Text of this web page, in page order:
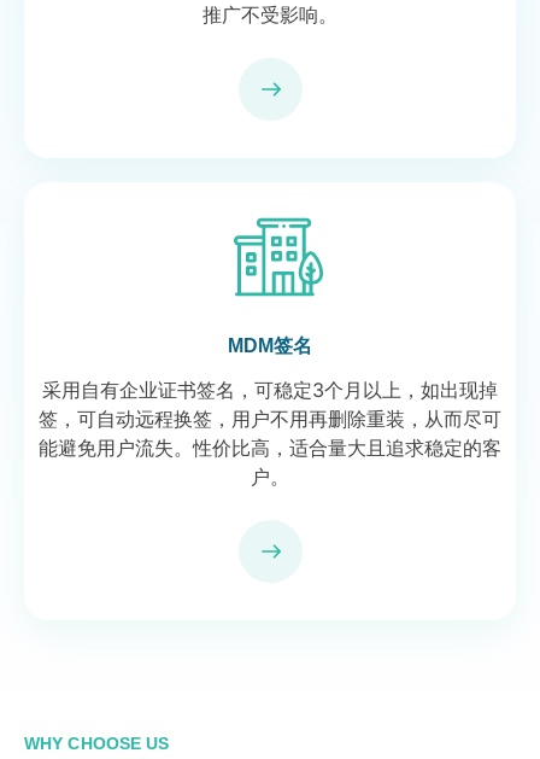
推广不受影响。
MDM签名
采用自有企业证书签名，可稳定3个月以上，如出现掉
签，可自动远程换签，用户不用再删除重装，从而尽可
能避免用户流失。性价比高，适合量大且追求稳定的客
户。
WHY CHOOSE US